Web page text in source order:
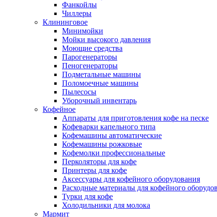
Фанкойлы
Чиллеры
Клининговое
Минимойки
Мойки высокого давления
Моющие средства
Парогенераторы
Пеногенераторы
Подметальные машины
Поломоечные машины
Пылесосы
Уборочный инвентарь
Кофейное
Аппараты для приготовления кофе на песке
Кофеварки капельного типа
Кофемашины автоматические
Кофемашины рожковые
Кофемолки профессиональные
Перколяторы для кофе
Принтеры для кофе
Аксессуары для кофейного оборудования
Расходные материалы для кофейного
Турки для кофе
Холодильники для молока
Мармит